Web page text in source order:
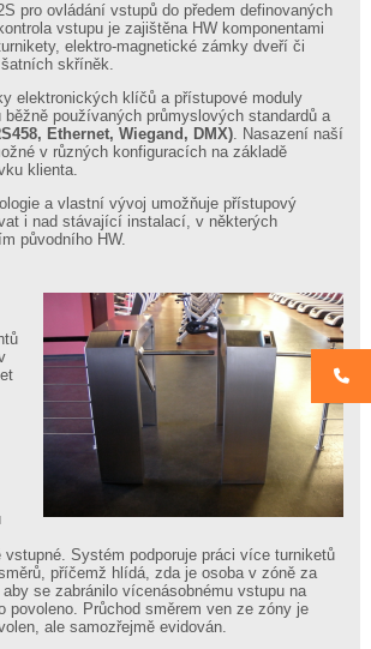
pro ovládání vstupů do předem definovaných
vstupu je zajištěna HW komponentami
elektro-magnetické zámky dveří či
skříněk.
elektronických klíčů a přístupové moduly
používaných průmyslových standardů a
Ethernet, Wiegand, DMX). Nasazení naší
v různých konfiguracích na základě
klienta.
a vlastní vývoj umožňuje přístupový
i nad stávající instalací, v některých
původního HW.
vstupné. Systém podporuje práci více turniketů
příčemž hlídá, zda je osoba v zóně za
se zabránilo vícenásobnému vstupu na
povoleno. Průchod směrem ven ze zóny je
ale samozřejmě evidován.